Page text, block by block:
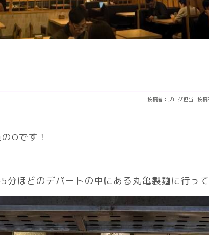
投稿者： ブログ担当 投
Oです！
分ほどのデパートの中にある丸亀製麺に行っ